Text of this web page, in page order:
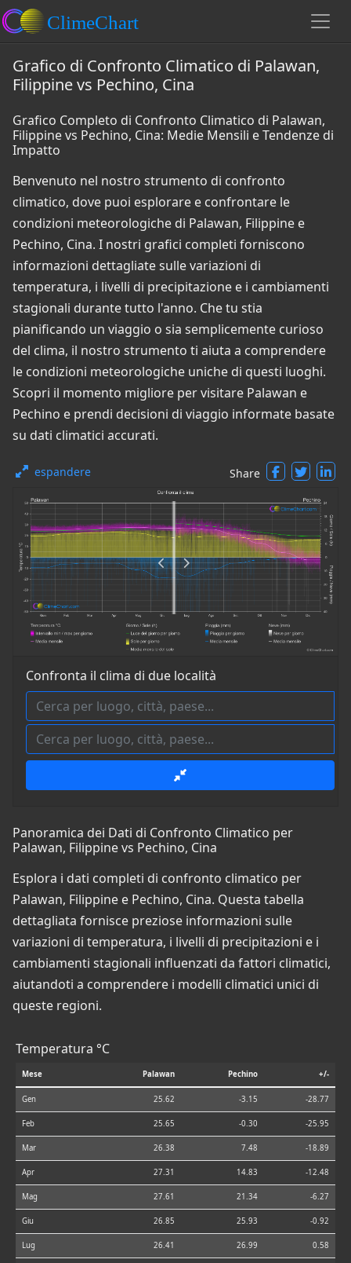
Grafico di Confronto Climatico di Palawan,
Filippine vs Pechino, Cina
Grafico Completo di Confronto Climatico di Palawan,
Filippine vs Pechino, Cina: Medie Mensili e Tendenze di
Impatto
Benvenuto nel nostro strumento di confronto
climatico, dove puoi esplorare e confrontare le
condizioni meteorologiche di Palawan, Filippine e
Pechino, Cina. I nostri grafici completi forniscono
informazioni dettagliate sulle variazioni di
temperatura, i livelli di precipitazione e i cambiamenti
stagionali durante tutto l'anno. Che tu stia
pianificando un viaggio o sia semplicemente curioso
del clima, il nostro strumento ti aiuta a comprendere
le condizioni meteorologiche uniche di questi luoghi.
Scopri il momento migliore per visitare Palawan e
Pechino e prendi decisioni di viaggio informate basate
su dati climatici accurati.
espandere Share
Confronta il clima di due località
Panoramica dei Dati di Confronto Climatico per
Palawan, Filippine vs Pechino, Cina
Esplora i dati completi di confronto climatico per
Palawan, Filippine e Pechino, Cina. Questa tabella
dettagliata fornisce preziose informazioni sulle
variazioni di temperatura, i livelli di precipitazioni e i
cambiamenti stagionali influenzati da fattori climatici,
aiutandoti a comprendere i modelli climatici unici di
queste regioni.
Temperatura °C
Mese Palawan Pechino +/-
Gen 25.62 -3.15 -28.77
Feb 25.65 -0.30 -25.95
Mar 26.38 7.48 -18.89
Apr 27.31 14.83 -12.48
Mag 27.61 21.34 -6.27
Giu 26.85 25.93 -0.92
Lug 26.41 26.99 0.58